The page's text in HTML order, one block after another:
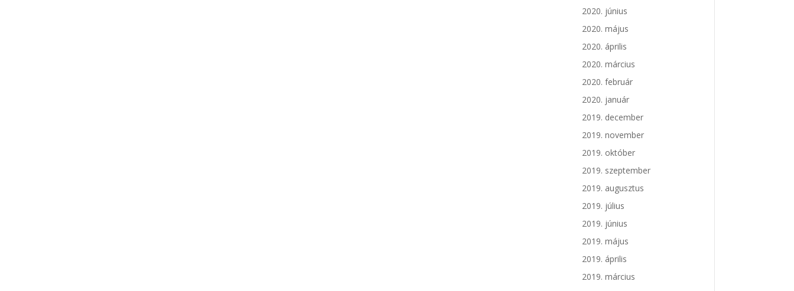
2020. június
2020. május
2020. április
2020. március
2020. február
2020. január
2019. december
2019. november
2019. október
2019. szeptember
2019. augusztus
2019. július
2019. június
2019. május
2019. április
2019. március